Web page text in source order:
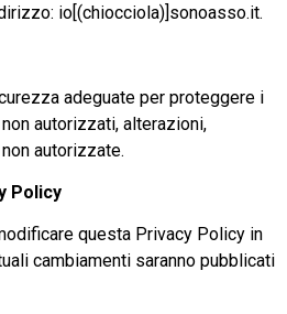
io[(chiocciola)]sonoasso.it.
adeguate per proteggere i
autorizzati, alterazioni,
autorizzate.
Policy
questa Privacy Policy in
cambiamenti saranno pubblicati